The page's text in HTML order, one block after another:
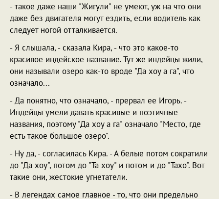
- такое даже наши "Жигули" не умеют, уж на что они
даже без двигателя могут ездить, если водитель как
следует ногой отталкивается.
- Я слышала, - сказала Кира, - что это какое-то
красивое индейское название. Тут же индейцы жили,
они называли озеро как-то вроде "Да хоу а га", что
означало...
- Да понятно, что означало, - прервал ее Игорь. -
Индейцы умели давать красивые и поэтичные
названия, поэтому "Да хоу а га" означало "Место, где
есть такое большое озеро".
- Ну да, - согласилась Кира. - А белые потом сократили
до "Да хоу", потом до "Та хоу" и потом и до "Тахо". Вот
такие они, жестокие угнетатели.
- В легендах самое главное - то, что они предельно